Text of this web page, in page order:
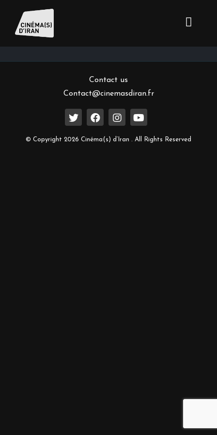
Inscrivez-vous à notre newsletter
Contact us
Contact@cinemasdiran.fr
© Copyright 2026 Cinéma(s) d’Iran . All Rights Reserved